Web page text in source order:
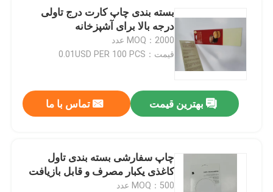
بسته بندی چاپ کارت درج تاولی
درجه بالا برای آشپزخانه
MOQ：2000 عدد
قیمت：0.01USD PER 100 PCS
بهترین قیمت تماس با ما
چاپ سفارشی بسته بندی تاول
کاغذی یکبار مصرف و قابل بازیافت
MOQ：500 عدد